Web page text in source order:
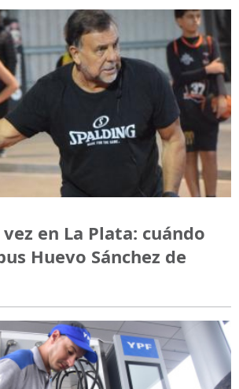
en La Plata: cuándo
Huevo Sánchez de